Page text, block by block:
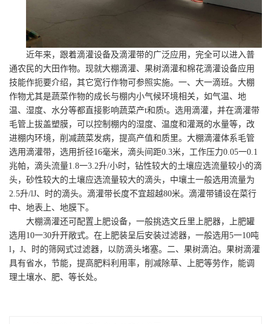
近年来，跟着滴灌设备及滴灌带的广泛应用，完全可以进入普
通农民的大田作物。现就大棚滴灌、果树滴灌和棉花滴灌设备应用
技能作扼要介绍，其它宽行作物可参照实施。一、大一滴班。大棚
作物尤其是蔬菜作物的成长与棚内小气候环境相关，如气温、地
温、湿度、水分等都直接影响蔬菜产t和质t。选用滴灌，并在滴灌带
毛管上拔盖塑膜，可以控制棚内的湿度、温度和灌溉的水量等，改
进棚内环境，削减蔬菜发病，提高产值和质里。大棚滴灌体系毛管
选用滴灌带，选用折径16毫米，滴头间距0.3米，工作压力0.05一0.1
兆帕，滴头流量1.8一3.2升/小时，钻性较大的土壤应选流量较小的滴
头，砂性较大的土壤应选流量较大的滴头，中壤土一般选用流量为
2.5升/lJ、时的滴头。滴灌带长度不宜超越80米。滴灌带铺设在菜行
中、地表上、地膜下。
大棚滴灌还可配置上肥设备，一般挑选文丘里上肥器，上肥罐
选用10一30升开敞式。在上肥装呈后安装过滤器，一般选用5一10吨
l，J、时的筛网式过滤器，以防滴头堵塞。二、果树滴泊。果树滴灌
具有省水，节能，提高肥料利用率，削减除草、上肥等劳作，能调
理土壤水、肥、等长处。